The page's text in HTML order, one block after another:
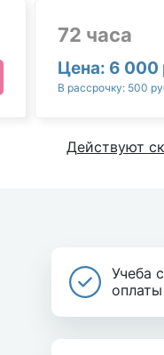
72 часа
Цена: 6 000
В рассрочку: 500
Действуют
Учеба
оплаты